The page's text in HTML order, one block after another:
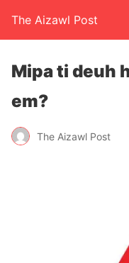
The Aizawl Post
Mipa ti deuh
em?
The Aizawl Post